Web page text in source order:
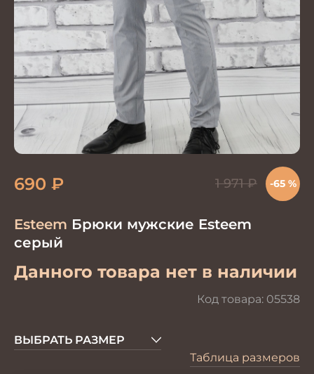
Esteem Брюки мужские Esteem
серый
Данного товара нет в наличии
Код товара: 05538
690 ₽ 1 971₽ -65 %
ВЫБРАТЬ РАЗМЕР
Таблица размеров